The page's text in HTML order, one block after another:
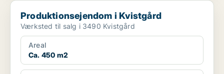
Produktionsejendom i Kvistgård
Produktionsejendom i Kvistgård
Værksted til salg i 3490 Kvistgård
Areal
Ca. 450 m2